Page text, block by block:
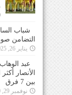
شباب
التضامن
يناير 26, 2025
عبد
الأنصار
بين 7 فرق
نوفمبر 29, 2020